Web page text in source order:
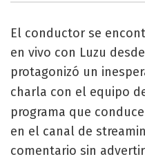
El conductor se
en vivo con Luzu
protagonizó un
charla con el equipo
programa que
en el canal de
comentario sin